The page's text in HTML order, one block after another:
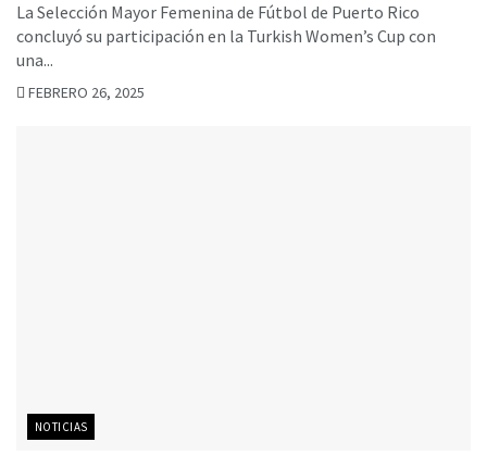
La Selección Mayor Femenina de Fútbol de Puerto Rico
concluyó su participación en la Turkish Women’s Cup con
una...
FEBRERO 26, 2025
NOTICIAS